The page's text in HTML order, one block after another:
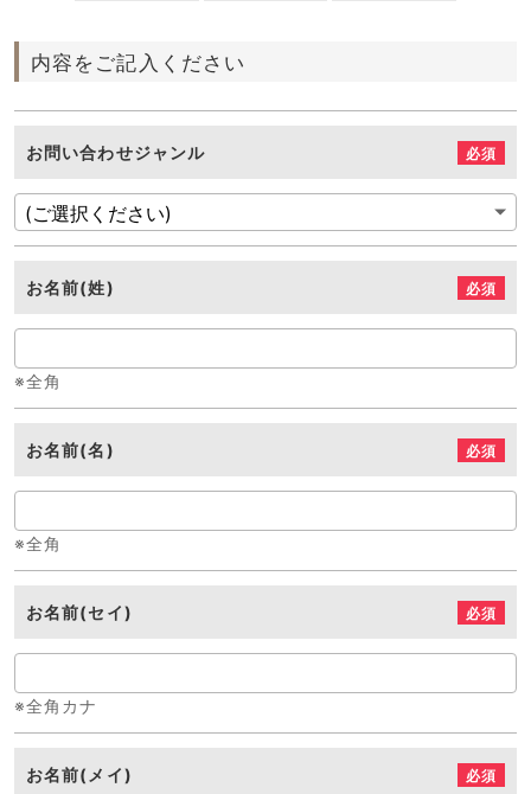
内容をご記入ください
お問い合わせジャンル 必須
お名前(姓) 必須
※全角
お名前(名) 必須
※全角
お名前(セイ) 必須
※全角カナ
お名前(メイ) 必須